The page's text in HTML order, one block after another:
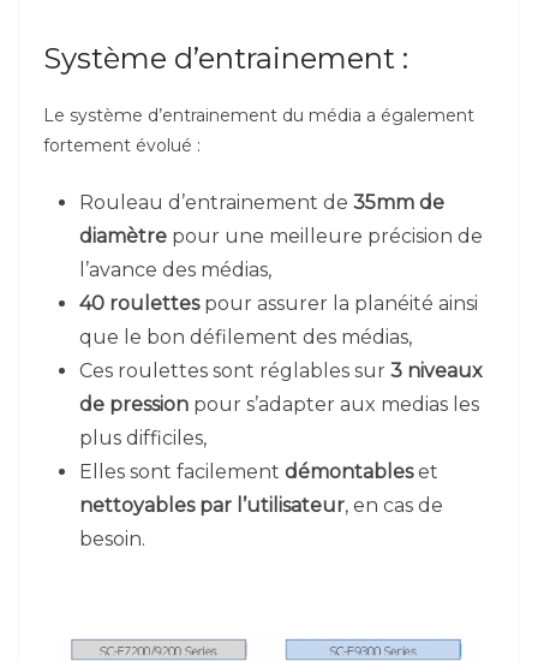
Système d’entrainement :
Le système d’entrainement du média a également
fortement évolué :
Rouleau d’entrainement de 35mm de
diamètre pour une meilleure précision de
l’avance des médias,
40 roulettespour assurer la planéité ainsi
que le bon défilement des médias,
Ces roulettes sont réglables sur 3 niveaux
de pression pour s’adapter aux medias les
plus difficiles,
Elles sont facilement démontableset
nettoyables par l’utilisateur, en cas de
besoin.​